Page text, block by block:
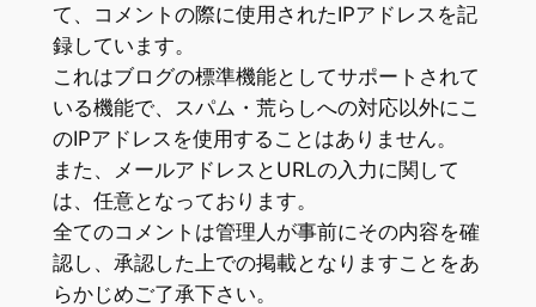
て、コメントの際に使用されたIPアドレスを記
録しています。
これはブログの標準機能としてサポートされて
いる機能で、スパム・荒らしへの対応以外にこ
のIPアドレスを使用することはありません。
また、メールアドレスとURLの入力に関して
は、任意となっております。
全てのコメントは管理人が事前にその内容を確
認し、承認した上での掲載となりますことをあ
らかじめご了承下さい。